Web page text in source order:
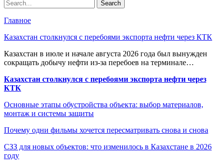
Главное
Казахстан столкнулся с перебоями экспорта нефти через КТК
Казахстан в июле и начале августа 2026 года был вынужден
сокращать добычу нефти из-за перебоев на терминале…
Казахстан столкнулся с перебоями экспорта нефти через
КТК
Основные этапы обустройства объекта: выбор материалов,
монтаж и системы защиты
Почему одни фильмы хочется пересматривать снова и снова
СЗЗ для новых объектов: что изменилось в Казахстане в 2026
году